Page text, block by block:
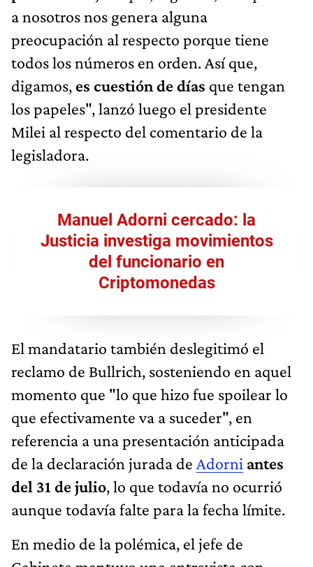
a nosotros nos genera alguna
preocupación al respecto porque tiene
todos los números en orden. Así que,
digamos, es cuestión de días que tengan
los papeles", lanzó luego el presidente
Milei al respecto del comentario de la
legisladora.
Manuel Adorni cercado: la
Justicia investiga movimientos
del funcionario en
Criptomonedas
El mandatario también deslegitimó el
reclamo de Bullrich, sosteniendo en aquel
momento que "lo que hizo fue spoilear lo
que efectivamente va a suceder", en
referencia a una presentación anticipada
de la declaración jurada de Adorni antes
del 31 de julio, lo que todavía no ocurrió
aunque todavía falte para la fecha límite.
En medio de la polémica, el jefe de